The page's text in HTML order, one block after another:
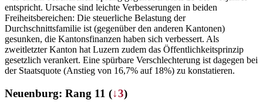
entspricht. Ursache sind leichte Verbesserungen in beiden
Freiheitsbereichen: Die steuerliche Belastung der
Durchschnittsfamilie ist (gegenüber den anderen Kantonen)
gesunken, die Kantonsfinanzen haben sich verbessert. Als
zweitletzter Kanton hat Luzern zudem das Öffentlichkeitsprinzip
gesetzlich verankert. Eine spürbare Verschlechterung ist dagegen bei
der Staatsquote (Anstieg von 16,7% auf 18%) zu konstatieren.
Neuenburg: Rang 11 (↓3)